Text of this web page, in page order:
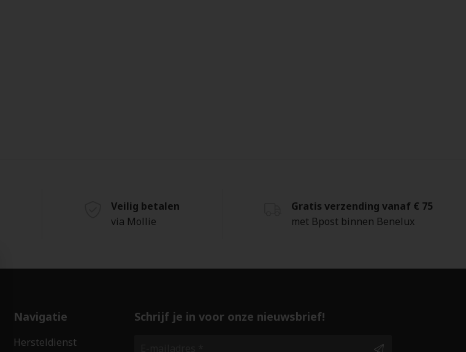
Veilig betalen
via Mollie
Gratis verzending vanaf € 75
met Bpost binnen Benelux
Navigatie
Hersteldienst
Schrijf je in voor onze nieuwsbrief!